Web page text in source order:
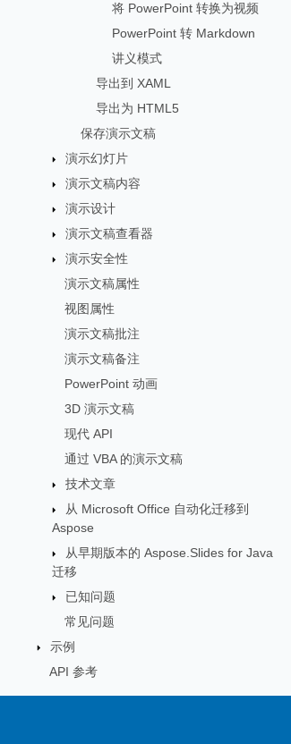
将 PowerPoint 转换为视频
PowerPoint 转 Markdown
讲义模式
导出到 XAML
导出为 HTML5
保存演示文稿
演示幻灯片
演示文稿内容
演示设计
演示文稿查看器
演示安全性
演示文稿属性
视图属性
演示文稿批注
演示文稿备注
PowerPoint 动画
3D 演示文稿
现代 API
通过 VBA 的演示文稿
技术文章
从 Microsoft Office 自动化迁移到
Aspose
从早期版本的 Aspose.Slides for Java
迁移
已知问题
常见问题
示例
API 参考